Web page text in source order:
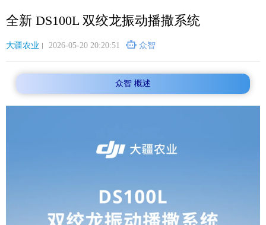
转
主
内
容
全新 DS100L 双绞龙振动播撒系统
大疆农业 2026-05-20 20:20:51 众智
众智 概述